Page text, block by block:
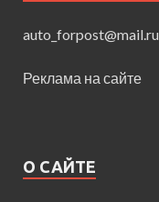
auto_forpost@mail.ru
Реклама на сайте
О САЙТЕ